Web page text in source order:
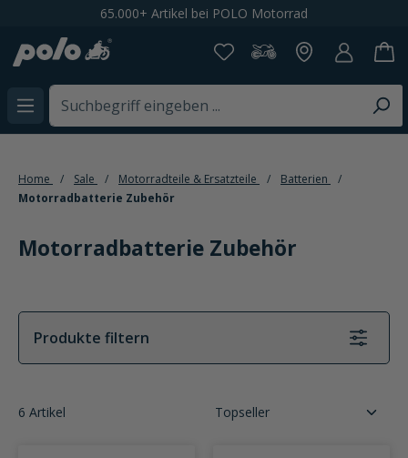
65.000+ Artikel bei POLO Motorrad
Home Sale Motorradteile & Ersatzteile
Batterien
Motorradbatterie Zubehör
Motorradbatterie Zubehör
Produkte filtern
6 Artikel